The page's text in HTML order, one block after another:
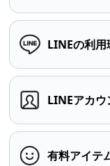
LINEの利用
LINEアカウ
有料アイテ